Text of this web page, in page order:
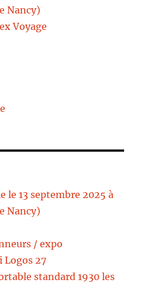
Nancy)
Voyage
le 13 septembre 2025 à
Nancy)
/ expo
Logos 27
standard 1930 les